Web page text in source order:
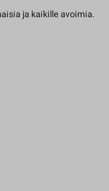
ja kaikille avoimia.